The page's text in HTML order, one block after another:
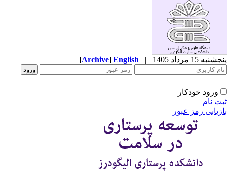
پنجشنبه 15 مرداد 1405 |
English
[Archive]
ورود خودکار
ثبت نام
بازیابی رمز عبور